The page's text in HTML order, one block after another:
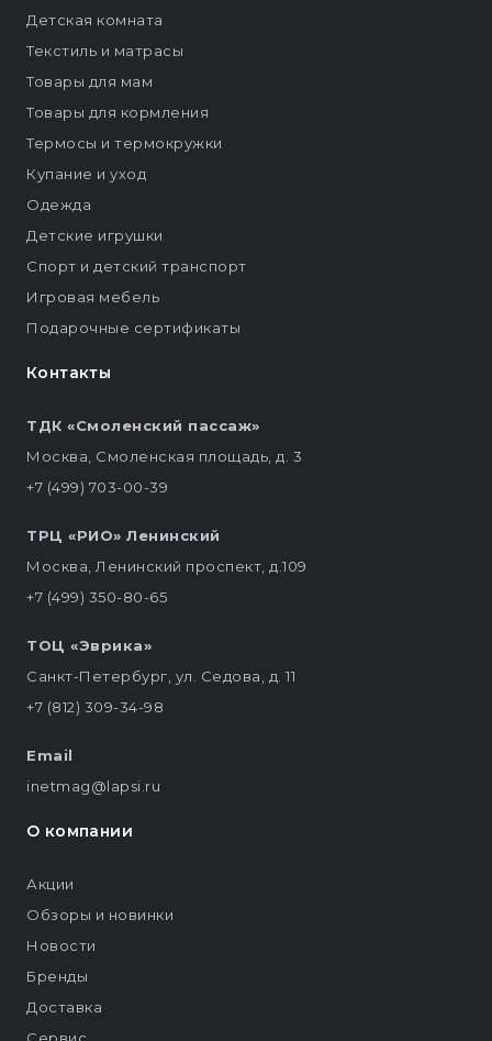
Контакты
ТДК «Смоленский пассаж»
Москва, Смоленская площадь, д. 3
+7 (499) 703-00-39
ТРЦ «РИО» Ленинский
Москва, Ленинский проспект, д.109
+7 (499) 350-80-65
ТОЦ «Эврика»
Санкт-Петербург, ул. Седова, д. 11
+7 (812) 309-34-98
Email
inetmag@lapsi.ru
Детская комната
Текстиль и матрасы
Товары для мам
Товары для кормления
Термосы и термокружки
Купание и уход
Одежда
Детские игрушки
Спорт и детский транспорт
Игровая мебель
Подарочные сертификаты
О компании
Акции
Обзоры и новинки
Новости
Бренды
Доставка